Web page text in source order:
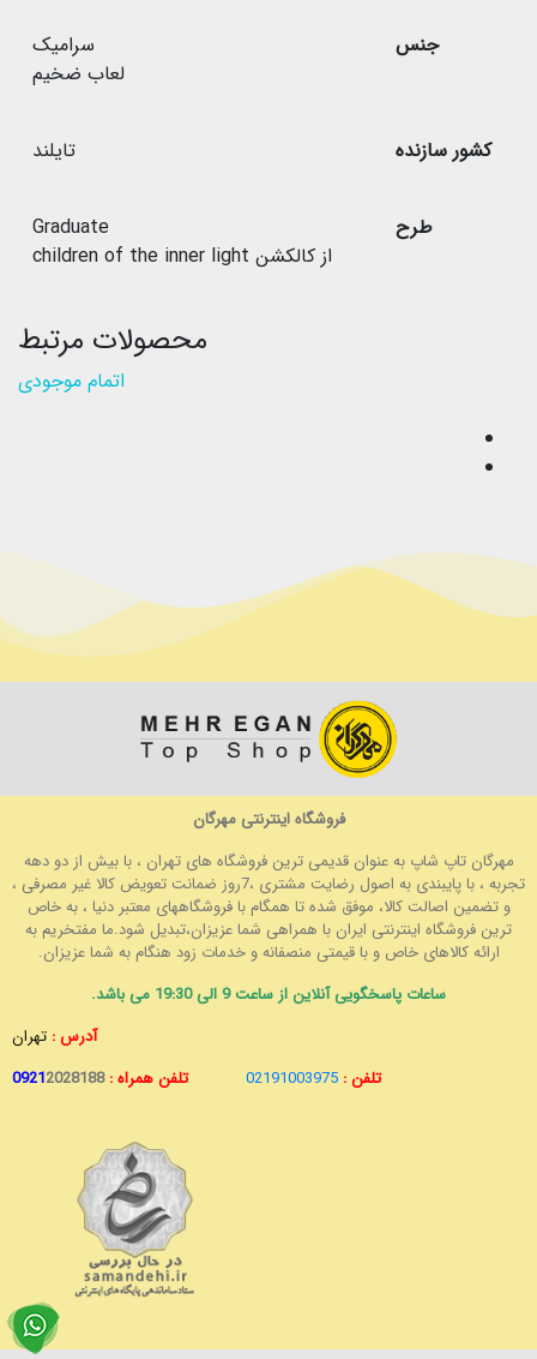
جنس
سرامیک
لعاب ضخیم
کشور سازنده تایلند
طرح
Graduate
از کالکشن children of the inner light
محصولات مرتبط
اتمام موجودی
فروشگاه اینترنتی مهرگان
مهرگان تاپ شاپ به عنوان قدیمی ترین فروشگاه های تهران ، با بیش از دو دهه
تجربه ، با پایبندی به اصول رضایت مشتری ،7روز ضمانت تعویض کالا غیر مصرفی ،
و تضمین اصالت کالا، موفق شده تا همگام با فروشگاههای معتبر دنیا ، به خاص
ترین فروشگاه اینترنتی ایران با همراهی شما عزیزان،تبدیل شود.ما مفتخریم به
ارائه کالاهای خاص و با قیمتی منصفانه و خدمات زود هنگام به شما عزیزان.
ساعات پاسخگویی آنلاین از ساعت 9 الی 19:30 می باشد.
آدرس : تهران
تلفن : 02191003975 تلفن همراه : 09212028188